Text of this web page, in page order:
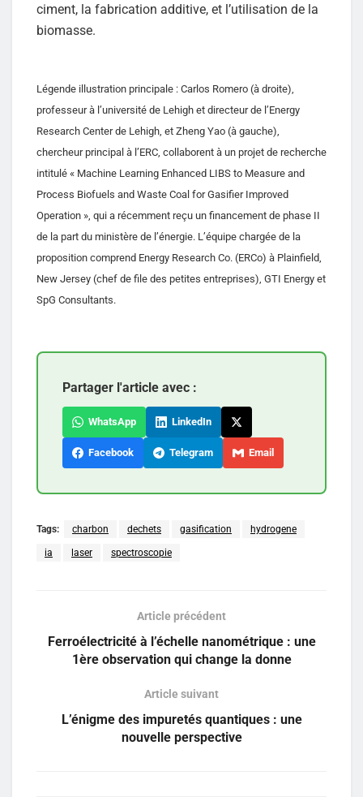
ciment, la fabrication additive, et l’utilisation de la
biomasse.
Légende illustration principale : Carlos Romero (à droite),
professeur à l’université de Lehigh et directeur de l’Energy
Research Center de Lehigh, et Zheng Yao (à gauche),
chercheur principal à l’ERC, collaborent à un projet de recherche
intitulé « Machine Learning Enhanced LIBS to Measure and
Process Biofuels and Waste Coal for Gasifier Improved
Operation », qui a récemment reçu un financement de phase II
de la part du ministère de l’énergie. L’équipe chargée de la
proposition comprend Energy Research Co. (ERCo) à Plainfield,
New Jersey (chef de file des petites entreprises), GTI Energy et
SpG Consultants.
Partager l'article avec :
WhatsApp LinkedIn
Facebook Telegram Email
Tags: charbon dechets gasification hydrogene
ia laser spectroscopie
Article précédent
Ferroélectricité à l’échelle nanométrique : une
1ère observation qui change la donne
Article suivant
L’énigme des impuretés quantiques : une
nouvelle perspective